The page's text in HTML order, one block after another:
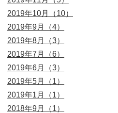
2019年10月（10）
2019年9月（4）
2019年8月（3）
2019年7月（6）
2019年6月（3）
2019年5月（1）
2019年1月（1）
2018年9月（1）